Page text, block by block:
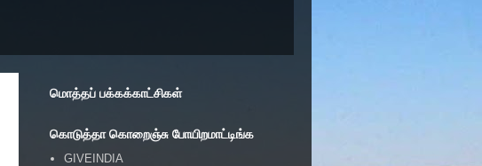
மொத்தப் பக்கக்காட்சிகள்
கொடுத்தா கொறைஞ்சு போயிறமாட்டிங்க
GIVEINDIA